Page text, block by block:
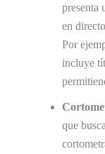
presenta
en
Por
incluye
que